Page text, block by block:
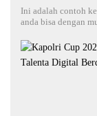
Ini adalah contoh
anda bisa dengan